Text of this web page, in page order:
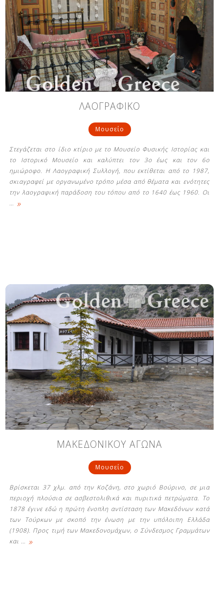
ΛΑΟΓΡΑΦΙΚΟ
Μουσείο
Στεγάζεται στο ίδιο κτίριο με το Μουσείο Φυσικής Ιστορίας και
το Ιστορικό Μουσείο και καλύπτει τον 3ο έως και τον 6ο
ημιώροφο. Η Λαογραφική Συλλογή, που εκτίθεται από το 1987,
σκιαγραφεί με οργανωμένο τρόπο μέσα από θέματα και ενότητες
την λαογραφική παράδοση του τόπου από το 1640 έως 1960. Οι
… »
ΜΑΚΕΔΟΝΙΚΟΥ ΑΓΩΝΑ
Μουσείο
Βρίσκεται 37 χλμ. από την Κοζάνη, στο χωριό Βούρινο, σε μια
περιοχή πλούσια σε ασβεστολιθικά και πυριτικά πετρώματα. Το
1878 έγινε εδώ η πρώτη ένοπλη αντίσταση των Μακεδόνων κατά
των Τούρκων με σκοπό την ένωση με την υπόλοιπη Ελλάδα
(1908). Προς τιμή των Μακεδονομάχων, ο Σύνδεσμος Γραμμάτων
και … »